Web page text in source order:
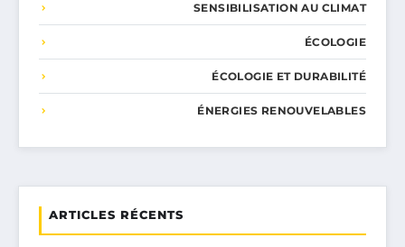
SENSIBILISATION AU CLIMAT
ÉCOLOGIE
ÉCOLOGIE ET DURABILITÉ
ÉNERGIES RENOUVELABLES
ARTICLES RÉCENTS